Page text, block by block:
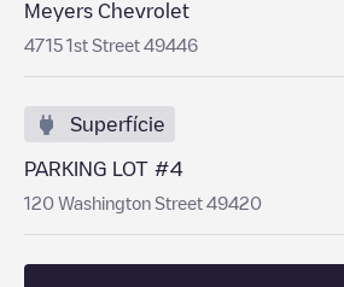
Meyers Chevrolet
4715 1st Street 49446
Superfície
PARKING LOT #4
120 Washington Street 49420